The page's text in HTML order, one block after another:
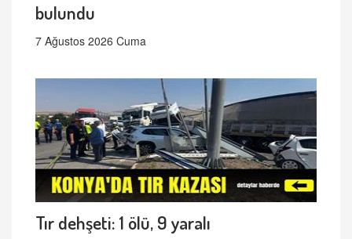
bulundu
7 Ağustos 2026 Cuma
Tır dehşeti: 1 ölü, 9 yaralı